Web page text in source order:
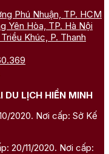
Phú Nhuận, TP. HCM
Yên Hòa, TP. Hà Nội
Khúc, P. Thanh
LỊCH HIỀN MINH
2020. Nơi cấp: Sở Kế
20/11/2020. Nơi cấp: